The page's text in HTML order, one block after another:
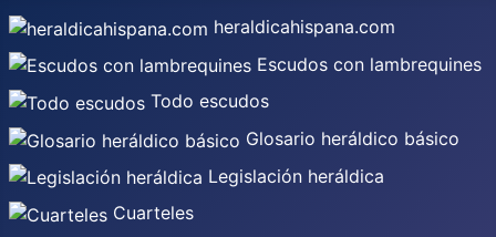
heraldicahispana.com
Escudos con lambrequines
Todo escudos
Glosario heráldico básico
Legislación heráldica
Cuarteles